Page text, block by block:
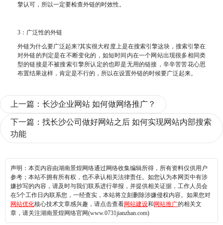
擎认可，所以一定要检查外链的时效性。
3：广泛性的外链
外链为什么要广泛起来?其实很大程度上是在搜索引擎这块，搜索引擎在
对外链的判定是在不断变化的，如短时间内在一个网站出现很多相同类
型的链接是不被搜索引擎所认定的也即是无用的链接，辛辛苦苦花心思
布置结果这样，肯定是不行的，所以在设置外链的时候要广泛起来。
上一篇： 长沙企业网站 如何做网络推广？
下一篇： 找长沙公司做好网站之后 如何实现网站内部搜索
功能
声明：本页内容由湖南景煌网络通过网络收集编辑所得，所有资料仅供用户
参考；本站不拥有所有权，也不承认相关法律责任。如您认为本网页中有涉
嫌抄写的内容，请及时与我们联系进行举报，并提供相关证据，工作人员会
在5个工作日内联系您，一经查实，本站将立刻删除涉嫌侵权内容。如果您对
网站优化核心技术文章感兴趣，请点击查看网站建设和 网站推广的相关文
章，请关注湖南景煌网络官网(www.0731jianzhan.com)